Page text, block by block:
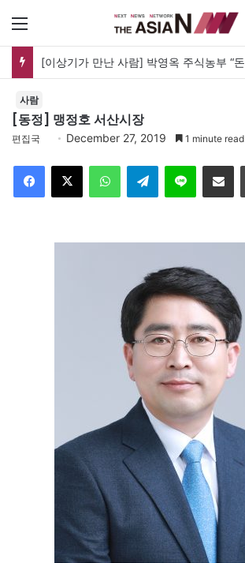
사람
[동정] 맹정호 서산시장
편집국 December 27, 2019 1 minute read
Telegram 이메일